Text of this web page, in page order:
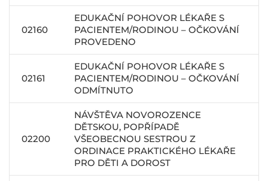
02160
EDUKAČNÍ POHOVOR LÉKAŘE S
PACIENTEM/RODINOU – OČKOVÁNÍ
PROVEDENO
02161
EDUKAČNÍ POHOVOR LÉKAŘE S
PACIENTEM/RODINOU – OČKOVÁNÍ
ODMÍTNUTO
02200
NÁVŠTĚVA NOVOROZENCE
DĚTSKOU, POPŘÍPADĚ
VŠEOBECNOU SESTROU Z
ORDINACE PRAKTICKÉHO LÉKAŘE
PRO DĚTI A DOROST